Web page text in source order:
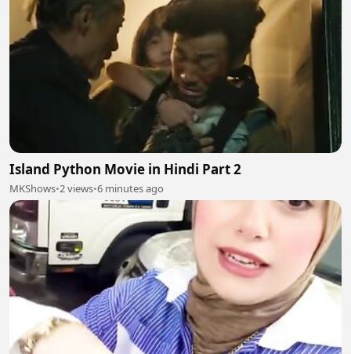
Island Python Movie in Hindi Part 2
MKShows•2 views•6 minutes ago